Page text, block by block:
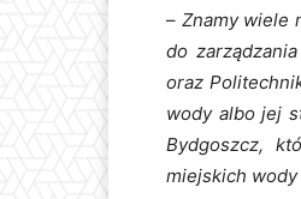
– Znamy wiele
do
oraz
wody albo jej
Bydgoszcz,
miejskich